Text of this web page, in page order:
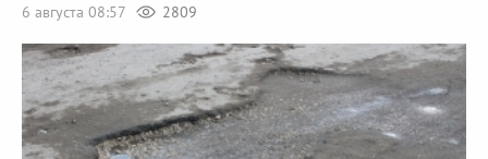
6 августа 08:57
2809